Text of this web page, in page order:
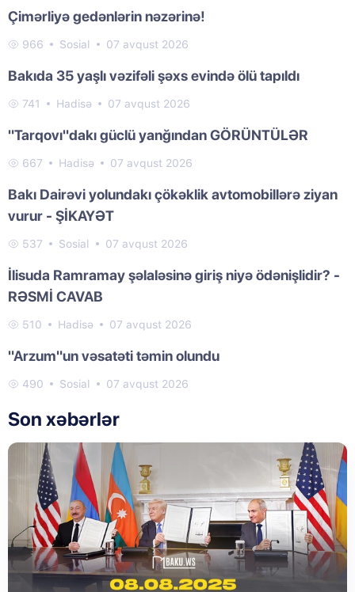
Çimərliyə gedənlərin nəzərinə!
966 Sosial 07 avqust 2026
Bakıda 35 yaşlı vəzifəli şəxs evində ölü tapıldı
741 Hadisə 07 avqust 2026
"Tarqovı"dakı güclü yanğından GÖRÜNTÜLƏR
667 Hadisə 07 avqust 2026
Bakı Dairəvi yolundakı çökəklik avtomobillərə ziyan
vurur - ŞİKAYƏT
537 Sosial 07 avqust 2026
İlisuda Ramramay şəlaləsinə giriş niyə ödənişlidir? -
RƏSMİ CAVAB
510 Hadisə 07 avqust 2026
"Arzum"un vəsatəti təmin olundu
490 Sosial 07 avqust 2026
Son xəbərlər